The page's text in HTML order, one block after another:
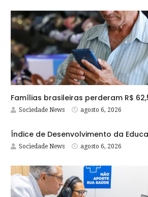
Sociedade News agosto 6, 2026
Sociedade News agosto 6, 2026